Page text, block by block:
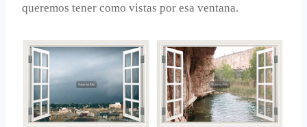
queremos tener como vistas por esa ventana.